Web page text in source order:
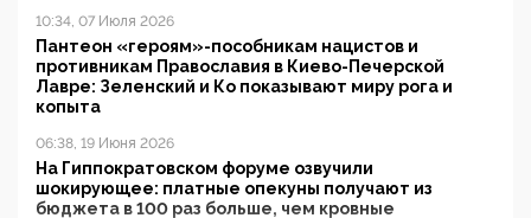
10:34, 07 Июля 2026
Пантеон «героям»-пособникам нацистов и
противникам Православия в Киево-Печерской
Лавре: Зеленский и Ко показывают миру рога и
копыта
06:38, 19 Июня 2026
На Гиппократовском форуме озвучили
шокирующее: платные опекуны получают из
бюджета в 100 раз больше, чем кровные